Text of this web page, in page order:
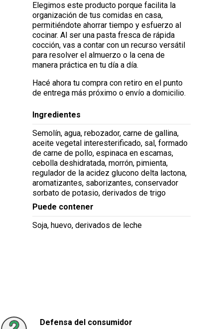
Elegimos este producto porque facilita la
organización de tus comidas en casa,
permitiéndote ahorrar tiempo y esfuerzo al
cocinar. Al ser una pasta fresca de rápida
cocción, vas a contar con un recurso versátil
para resolver el almuerzo o la cena de
manera práctica en tu día a día.
Hacé ahora tu compra con retiro en el punto
de entrega más próximo o envío a domicilio.
Ingredientes
Semolín, agua, rebozador, carne de gallina,
aceite vegetal interesterificado, sal, formado
de carne de pollo, espinaca en escamas,
cebolla deshidratada, morrón, pimienta,
regulador de la acidez glucono delta lactona,
aromatizantes, saborizantes, conservador
sorbato de potasio, derivados de trigo
Puede contener
Soja, huevo, derivados de leche
Defensa del consumidor